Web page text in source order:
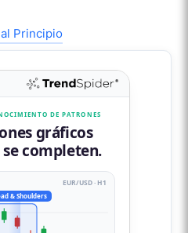
Principio
DE PATRONES
gráficos
completen.
EUR/USD · H1
& Shoulders